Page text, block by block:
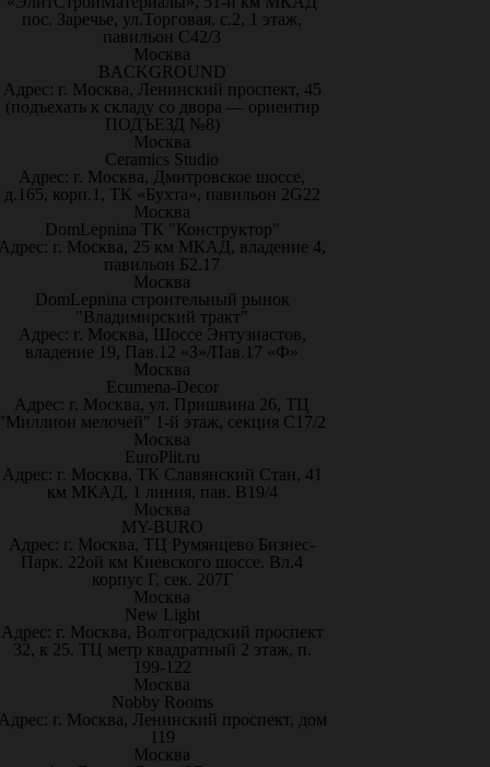
пос. Заречье, ул.Торговая, с.2, 1 этаж,
павильон С42/3
Москва
BACKGROUND
Адрес: г. Москва, Ленинский проспект, 45
(подъехать к складу со двора — ориентир
ПОДЪЕЗД №8)
Москва
Ceramics Studio
Адрес: г. Москва, Дмитровское шоссе,
д.165, корп.1, ТК «Бухта», павильон 2G22
Москва
DomLepnina ТК "Конструктор"
г. Москва, 25 км МКАД, владение 4,
павильон Б2.17
Москва
DomLepnina строительный рынок
"Владимирский тракт"
Адрес: г. Москва, Шоссе Энтузиастов,
владение 19, Пав.12 «З»/Пав.17 «Ф»
Москва
Ecumena-Decor
Адрес: г. Москва, ул. Пришвина 26, ТЦ
мелочей" 1-й этаж, секция С17/2
Москва
EuroPlit.ru
Адрес: г. Москва, ТК Славянский Стан, 41
км МКАД, 1 линия, пав. В19/4
Москва
MY-BURO
Адрес: г. Москва, ТЦ Румянцево Бизнес-
Парк. 22ой км Киевского шоссе. Вл.4
корпус Г, сек. 207Г
Москва
New Light
Адрес: г. Москва, Волгоградский проспект
32, к 25. ТЦ метр квадратный 2 этаж, п.
199-122
Москва
Nobby Rooms
г. Москва, Ленинский проспект, дом
119
Москва